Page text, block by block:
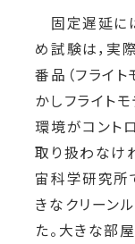
固定遅延に
め試験は，実
番品（フライ
かしフライト
環境がコント
取り扱わなけ
宙科学研究所
きなクリーン
た。大きな部